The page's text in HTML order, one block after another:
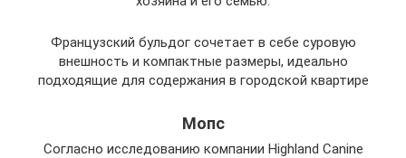
Французский бульдог сочетает в себе суровую
внешность и компактные размеры, идеально
подходящие для содержания в городской квартире
Мопс
Согласно исследованию компании Highland Canine